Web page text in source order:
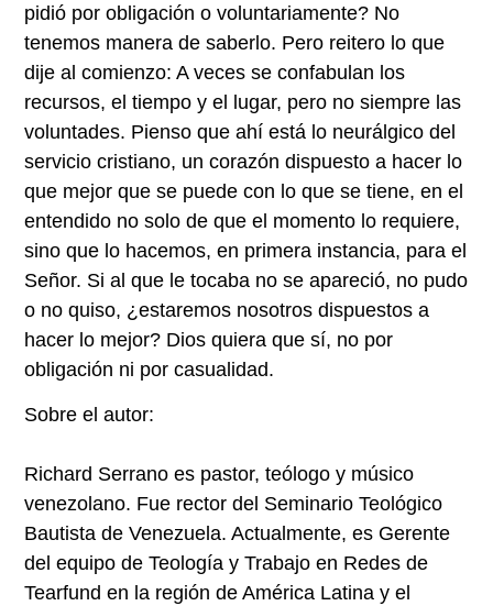
pidió por obligación o voluntariamente? No
tenemos manera de saberlo. Pero reitero lo que
dije al comienzo: A veces se confabulan los
recursos, el tiempo y el lugar, pero no siempre las
voluntades. Pienso que ahí está lo neurálgico del
servicio cristiano, un corazón dispuesto a hacer lo
que mejor que se puede con lo que se tiene, en el
entendido no solo de que el momento lo requiere,
sino que lo hacemos, en primera instancia, para el
Señor. Si al que le tocaba no se apareció, no pudo
o no quiso, ¿estaremos nosotros dispuestos a
hacer lo mejor? Dios quiera que sí, no por
obligación ni por casualidad.
Sobre el autor:
Richard Serrano es pastor, teólogo y músico
venezolano. Fue rector del Seminario Teológico
Bautista de Venezuela. Actualmente, es Gerente
del equipo de Teología y Trabajo en Redes de
Tearfund en la región de América Latina y el